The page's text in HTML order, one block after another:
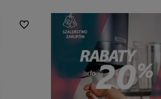
Do ulubionych